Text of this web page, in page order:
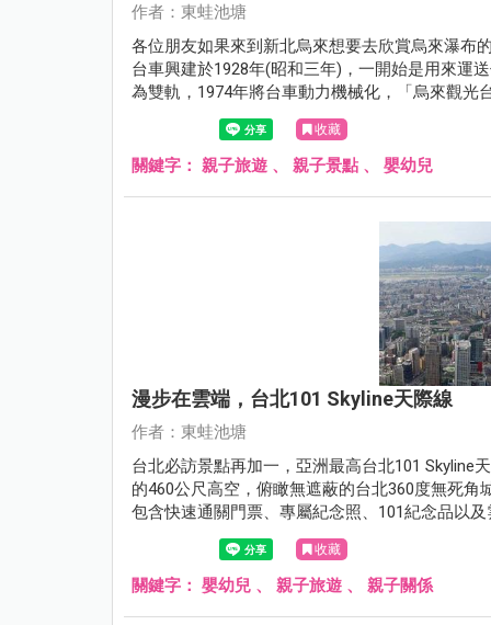
作者：東蛙池塘
各位朋友如果來到新北烏來想要去欣賞烏來瀑布
台車興建於1928年(昭和三年)，一開始是用來運
為雙軌，1974年將台車動力機械化，「烏來觀
烏來瀑布，單程票價是50元，車程大約十分鐘就
收藏
關鍵字： 親子旅遊 、 親子景點 、 嬰幼兒
漫步在雲端，台北101 Skyline天際線
作者：東蛙池塘
台北必訪景點再加一，亞洲最高台北101 Skyline
的460公尺高空，俯瞰無遮蔽的台北360度無死
包含快速通關門票、專屬紀念照、101紀念品以
特別了，有興趣的朋友可以參考以下的心得介紹
收藏
關鍵字： 嬰幼兒 、 親子旅遊 、 親子關係